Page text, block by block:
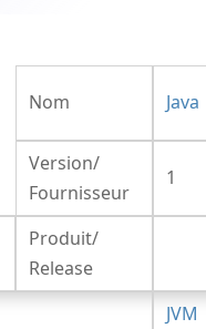
Nom Java
Version/
Fournisseur
1
Produit/
Release
JVM